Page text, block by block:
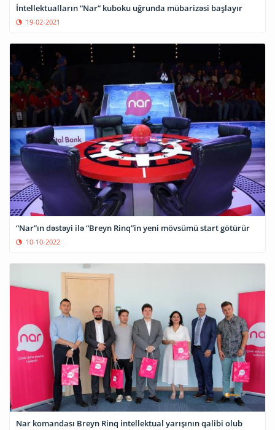
İntellektualların “Nar” kuboku uğrunda mübarizəsi başlayır
19-02-2021
10-10-2022
Nar komandası Breyn Rinq intellektual yarışının qalibi olub